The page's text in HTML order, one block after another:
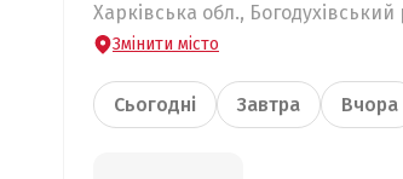
Харківська обл.,
Змінити місто
Сьогодні Завтра Вчора